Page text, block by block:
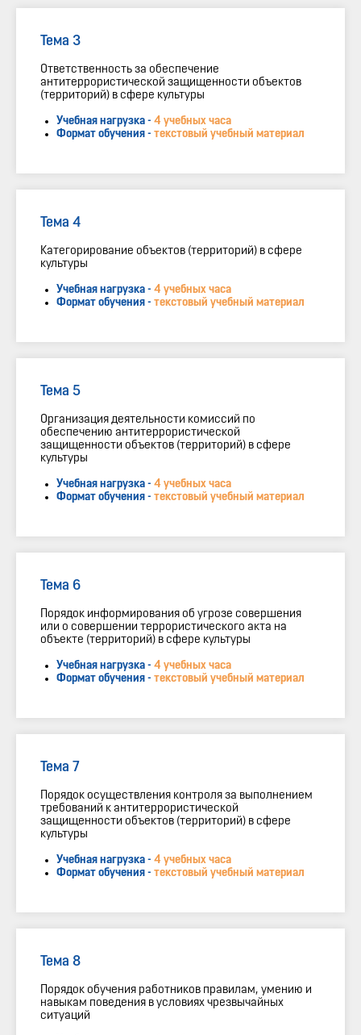
Тема 3
Ответственность за обеспечение
антитеррористической защищенности объектов
(территорий) в сфере культуры
Учебная нагрузка - 4 учебных часа
Формат обучения - текстовый учебный материал
Тема 4
Категорирование объектов (территорий) в сфере
культуры
Учебная нагрузка - 4 учебных часа
Формат обучения - текстовый учебный материал
Тема 5
Организация деятельности комиссий по
обеспечению антитеррористической
защищенности объектов (территорий) в сфере
культуры
Учебная нагрузка - 4 учебных часа
Формат обучения - текстовый учебный материал
Тема 6
Порядок информирования об угрозе совершения
или о совершении террористического акта на
объекте (территорий) в сфере культуры
Учебная нагрузка - 4 учебных часа
Формат обучения - текстовый учебный материал
Тема 7
Порядок осуществления контроля за выполнением
требований к антитеррористической
защищенности объектов (территорий) в сфере
культуры
Учебная нагрузка - 4 учебных часа
Формат обучения - текстовый учебный материал
Тема 8
Порядок обучения работников правилам, умению и
навыкам поведения в условиях чрезвычайных
ситуаций